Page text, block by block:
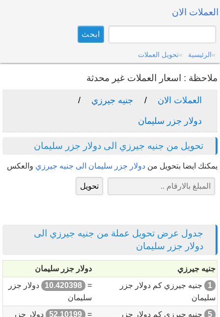
العملات الان
الرئيسية تحويل العملات
ملاحظة : اسعار العملات غير محدثة
العملات الان جنيه جيرزي
دولار جزر سليمان
تحويل من جنيه جيرزي الى دولار جزر سليمان
يمكنك ايضا بتحويل من دولار جزر سليمان الى جنيه جيرزي والعكس
جدول عرض تحويل عملة من جنيه جيرزي الى
دولار جزر سليمان
جنيه جيرزي
دولار جزر سليمان
1
جنيه جيرزي كم دولار جزر
سليمان
=
10.420398
دولار جزر
سليمان
5
جنيه جيرزي كم دولار جزر
=
52.10199
دولار جزر